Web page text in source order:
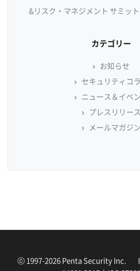
&リスク・マネジメント サミッ
カテゴリー
お知らせ
セキュリティコ
ニュース＆イベ
プレスリリース
メールマガジン
ⓒ 1997-2026 Penta Security Inc.